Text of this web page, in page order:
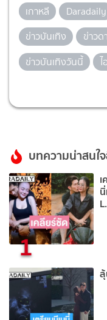
เกาหลี Daradaily
ข่าวบันเทิง
ข่าวด
ข่าวบันเทิงวันนี้
บทความน่าสนใ
1